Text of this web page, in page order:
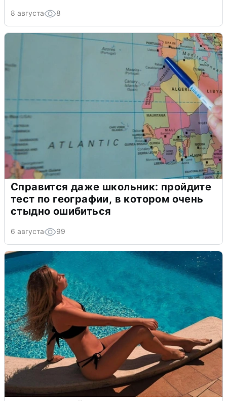
8 августа 8
Справится даже школьник: пройдите
тест по географии, в котором очень
стыдно ошибиться
6 августа 99